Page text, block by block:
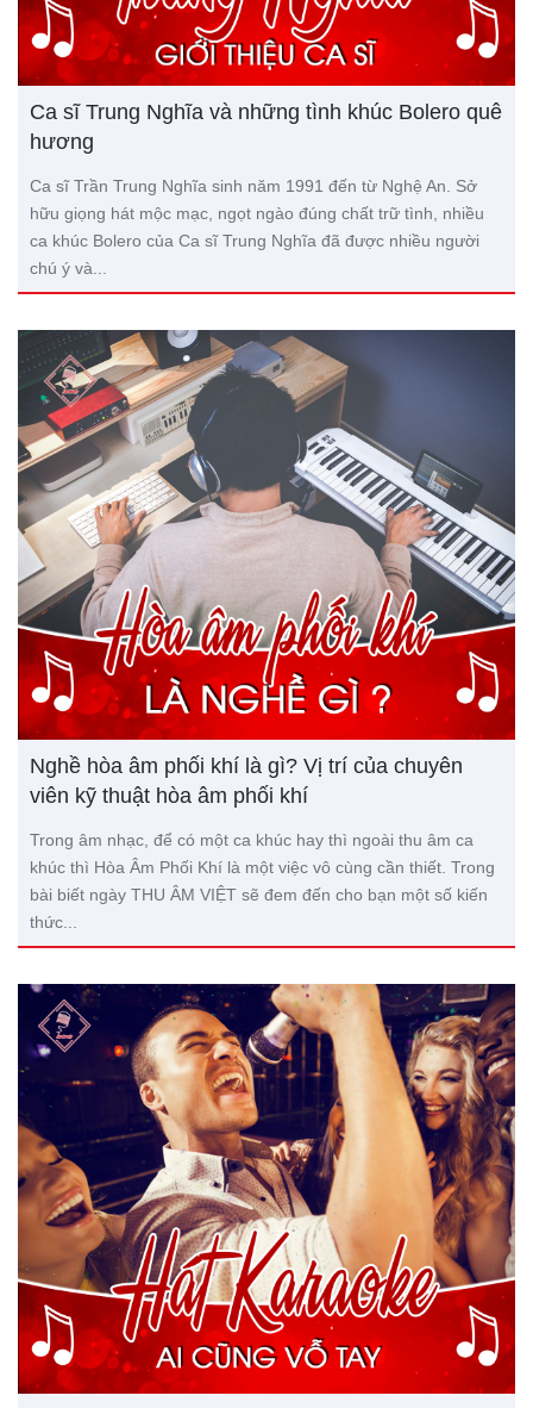
Ca sĩ Trung Nghĩa và những tình khúc Bolero quê
hương
Ca sĩ Trần Trung Nghĩa sinh năm 1991 đến từ Nghệ An. Sở
hữu giọng hát mộc mạc, ngọt ngào đúng chất trữ tình, nhiều
ca khúc Bolero của Ca sĩ Trung Nghĩa đã được nhiều người
chú ý và...
Nghề hòa âm phối khí là gì? Vị trí của chuyên
viên kỹ thuật hòa âm phối khí
Trong âm nhạc, để có một ca khúc hay thì ngoài thu âm ca
khúc thì Hòa Âm Phối Khí là một việc vô cùng cần thiết. Trong
bài biết ngày THU ÂM VIỆT sẽ đem đến cho bạn một số kiến
thức...